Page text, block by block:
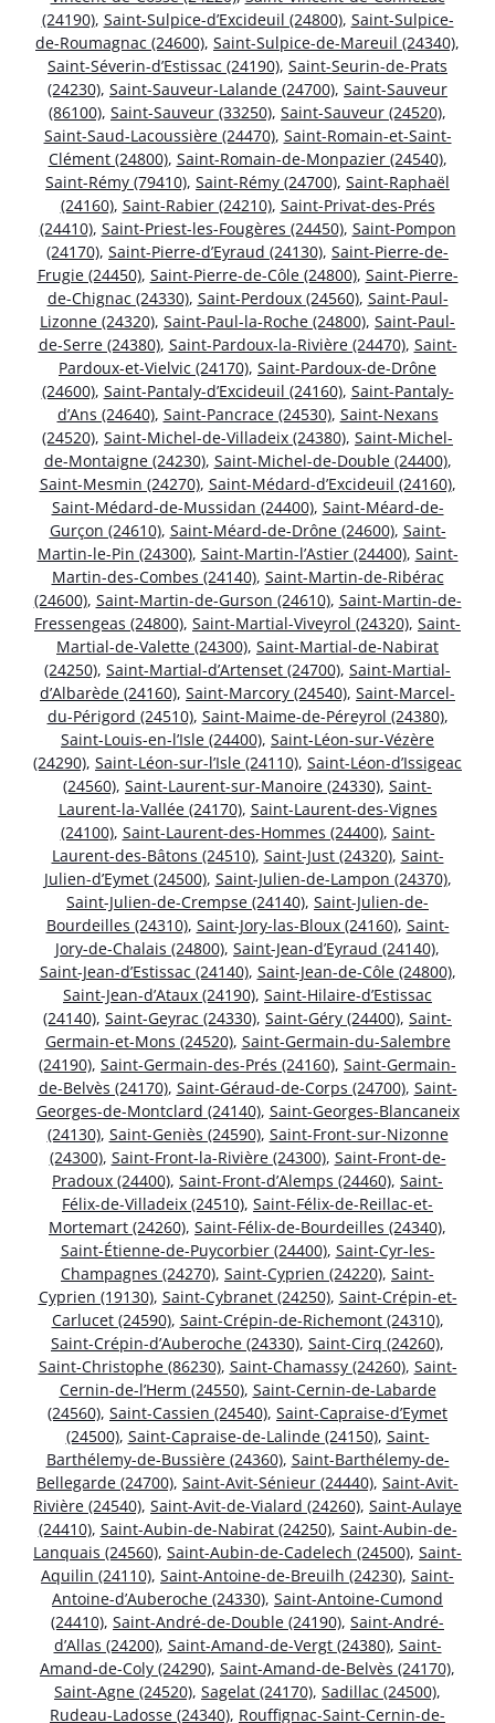
(24190), Saint-Sulpice-d’Excideuil (24800), Saint-Sulpice-
de-Roumagnac (24600), Saint-Sulpice-de-Mareuil (24340),
Saint-Séverin-d’Estissac (24190), Saint-Seurin-de-Prats
(24230), Saint-Sauveur-Lalande (24700), Saint-Sauveur
(86100), Saint-Sauveur (33250), Saint-Sauveur (24520),
Saint-Saud-Lacoussière (24470), Saint-Romain-et-Saint-
Clément (24800), Saint-Romain-de-Monpazier (24540),
Saint-Rémy (79410), Saint-Rémy (24700), Saint-Raphaël
(24160), Saint-Rabier (24210), Saint-Privat-des-Prés
(24410), Saint-Priest-les-Fougères (24450), Saint-Pompon
(24170), Saint-Pierre-d’Eyraud (24130), Saint-Pierre-de-
Frugie (24450), Saint-Pierre-de-Côle (24800), Saint-Pierre-
de-Chignac (24330), Saint-Perdoux (24560), Saint-Paul-
Lizonne (24320), Saint-Paul-la-Roche (24800), Saint-Paul-
de-Serre (24380), Saint-Pardoux-la-Rivière (24470), Saint-
Pardoux-et-Vielvic (24170), Saint-Pardoux-de-Drône
(24600), Saint-Pantaly-d’Excideuil (24160), Saint-Pantaly-
d’Ans (24640), Saint-Pancrace (24530), Saint-Nexans
(24520), Saint-Michel-de-Villadeix (24380), Saint-Michel-
de-Montaigne (24230), Saint-Michel-de-Double (24400),
Saint-Mesmin (24270), Saint-Médard-d’Excideuil (24160),
Saint-Médard-de-Mussidan (24400), Saint-Méard-de-
Gurçon (24610), Saint-Méard-de-Drône (24600), Saint-
Martin-le-Pin (24300), Saint-Martin-l’Astier (24400), Saint-
Martin-des-Combes (24140), Saint-Martin-de-Ribérac
(24600), Saint-Martin-de-Gurson (24610), Saint-Martin-de-
Fressengeas (24800), Saint-Martial-Viveyrol (24320), Saint-
Martial-de-Valette (24300), Saint-Martial-de-Nabirat
(24250), Saint-Martial-d’Artenset (24700), Saint-Martial-
d’Albarède (24160), Saint-Marcory (24540), Saint-Marcel-
du-Périgord (24510), Saint-Maime-de-Péreyrol (24380),
Saint-Louis-en-l’Isle (24400), Saint-Léon-sur-Vézère
(24290), Saint-Léon-sur-l’Isle (24110), Saint-Léon-d’Issigeac
(24560), Saint-Laurent-sur-Manoire (24330), Saint-
Laurent-la-Vallée (24170), Saint-Laurent-des-Vignes
(24100), Saint-Laurent-des-Hommes (24400), Saint-
Laurent-des-Bâtons (24510), Saint-Just (24320), Saint-
Julien-d’Eymet (24500), Saint-Julien-de-Lampon (24370),
Saint-Julien-de-Crempse (24140), Saint-Julien-de-
Bourdeilles (24310), Saint-Jory-las-Bloux (24160), Saint-
Jory-de-Chalais (24800), Saint-Jean-d’Eyraud (24140),
Saint-Jean-d’Estissac (24140), Saint-Jean-de-Côle (24800),
Saint-Jean-d’Ataux (24190), Saint-Hilaire-d’Estissac
(24140), Saint-Geyrac (24330), Saint-Géry (24400), Saint-
Germain-et-Mons (24520), Saint-Germain-du-Salembre
(24190), Saint-Germain-des-Prés (24160), Saint-Germain-
de-Belvès (24170), Saint-Géraud-de-Corps (24700), Saint-
Georges-de-Montclard (24140), Saint-Georges-Blancaneix
(24130), Saint-Geniès (24590), Saint-Front-sur-Nizonne
(24300), Saint-Front-la-Rivière (24300), Saint-Front-de-
Pradoux (24400), Saint-Front-d’Alemps (24460), Saint-
Félix-de-Villadeix (24510), Saint-Félix-de-Reillac-et-
Mortemart (24260), Saint-Félix-de-Bourdeilles (24340),
Saint-Étienne-de-Puycorbier (24400), Saint-Cyr-les-
Champagnes (24270), Saint-Cyprien (24220), Saint-
Cyprien (19130), Saint-Cybranet (24250), Saint-Crépin-et-
Carlucet (24590), Saint-Crépin-de-Richemont (24310),
Saint-Crépin-d’Auberoche (24330), Saint-Cirq (24260),
Saint-Christophe (86230), Saint-Chamassy (24260), Saint-
Cernin-de-l’Herm (24550), Saint-Cernin-de-Labarde
(24560), Saint-Cassien (24540), Saint-Capraise-d’Eymet
(24500), Saint-Capraise-de-Lalinde (24150), Saint-
Barthélemy-de-Bussière (24360), Saint-Barthélemy-de-
Bellegarde (24700), Saint-Avit-Sénieur (24440), Saint-Avit-
Rivière (24540), Saint-Avit-de-Vialard (24260), Saint-Aulaye
(24410), Saint-Aubin-de-Nabirat (24250), Saint-Aubin-de-
Lanquais (24560), Saint-Aubin-de-Cadelech (24500), Saint-
Aquilin (24110), Saint-Antoine-de-Breuilh (24230), Saint-
Antoine-d’Auberoche (24330), Saint-Antoine-Cumond
(24410), Saint-André-de-Double (24190), Saint-André-
d’Allas (24200), Saint-Amand-de-Vergt (24380), Saint-
Amand-de-Coly (24290), Saint-Amand-de-Belvès (24170),
Saint-Agne (24520), Sagelat (24170), Sadillac (24500),
Rudeau-Ladosse (24340), Rouffignac-Saint-Cernin-de-